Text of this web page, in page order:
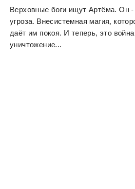
Верховные боги ищут Артёма. Он -
угроза. Внесистемная магия,
даёт им покоя. И теперь, это
уничтожение...